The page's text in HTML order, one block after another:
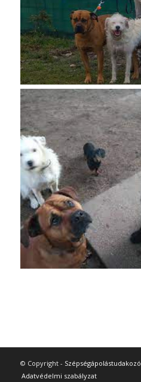
© Copyright - Szépségápolástudakozó
Adatvédelmi szabályzat